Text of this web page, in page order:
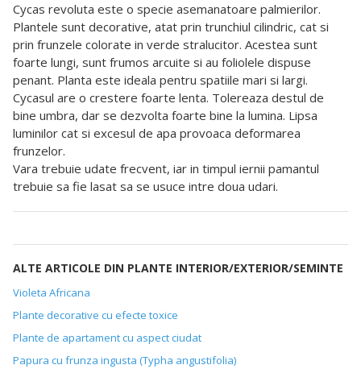
Cycas revoluta este o specie asemanatoare palmierilor.
Plantele sunt decorative, atat prin trunchiul cilindric, cat si
prin frunzele colorate in verde stralucitor. Acestea sunt
foarte lungi, sunt frumos arcuite si au foliolele dispuse
penant. Planta este ideala pentru spatiile mari si largi.
Cycasul are o crestere foarte lenta. Tolereaza destul de
bine umbra, dar se dezvolta foarte bine la lumina. Lipsa
luminilor cat si excesul de apa provoaca deformarea
frunzelor.
Vara trebuie udate frecvent, iar in timpul iernii pamantul
trebuie sa fie lasat sa se usuce intre doua udari.
ALTE ARTICOLE DIN PLANTE INTERIOR/EXTERIOR/SEMINTE
Violeta Africana
Plante decorative cu efecte toxice
Plante de apartament cu aspect ciudat
Papura cu frunza ingusta (Typha angustifolia)